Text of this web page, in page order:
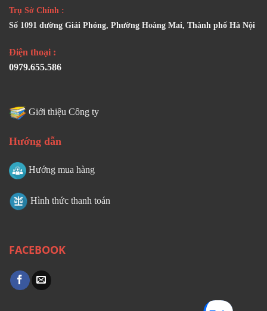
Trụ Sở Chính :
Số 1091 đường Giải Phóng, Phường Hoàng Mai, Thành phố Hà Nội
Điện thoại :
0979.655.586
Giới thiệu Công ty
Hướng dẫn
Hướng mua hàng
Hình thức thanh toán
FACEBOOK